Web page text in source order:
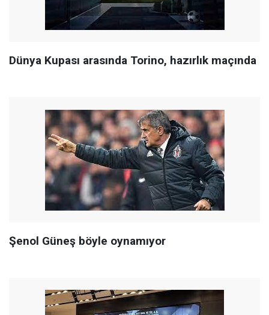
Dünya Kupası arasında Torino, hazırlık maçında
Şenol Güneş böyle oynamıyor